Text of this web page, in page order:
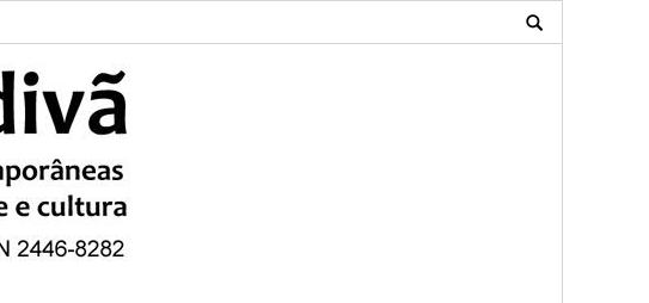
Search
for: